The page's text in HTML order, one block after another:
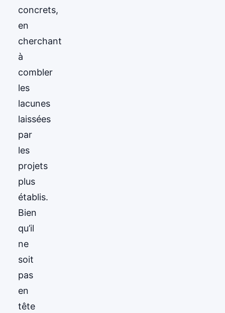
concrets,
en
cherchant
à
combler
les
lacunes
laissées
par
les
projets
plus
établis.
Bien
qu’il
ne
soit
pas
en
tête